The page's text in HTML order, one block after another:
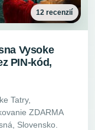
12 recenzií
Vysoke
PIN-kód,
Tatry,
ZDARMA
Slovensko.